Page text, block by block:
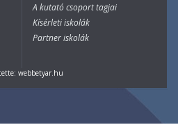
A kutató csoport tagjai
Kísérleti iskolák
Partner iskolák
webbetyar.hu